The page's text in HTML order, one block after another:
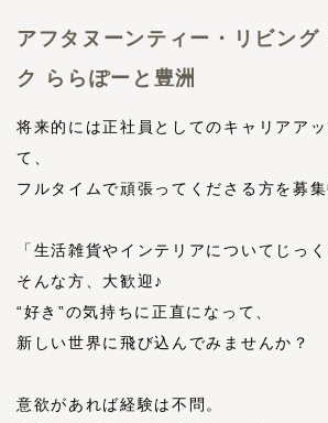
アフタヌーンティー・リビング
ク ららぽーと豊洲
将来的には正社員としてのキャリアア
て、
フルタイムで頑張ってくださる方を募集
「生活雑貨やインテリアについてじっく
そんな方、大歓迎♪
“好き”の気持ちに正直になって、
新しい世界に飛び込んでみませんか？
意欲があれば経験は不問。